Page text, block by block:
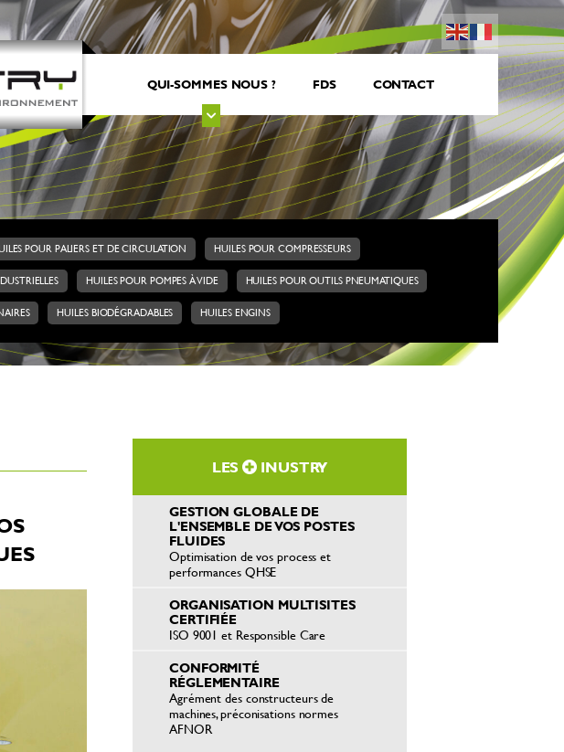
QUI-SOMMES NOUS ? FDS CONTACT
POUR PALIERS ET DE CIRCULATION HUILES POUR COMPRESSEURS
HUILES POUR POMPES À VIDE HUILES POUR OUTILS PNEUMATIQUES
HUILES BIODÉGRADABLES HUILES ENGINS
LES INUSTRY
GESTION GLOBALE DE
L'ENSEMBLE DE VOS POSTES
FLUIDES
Optimisation de vos process et
performances QHSE
ORGANISATION MULTISITES
CERTIFIÉE
ISO 9001 et Responsible Care
CONFORMITÉ
RÉGLEMENTAIRE
Agrément des constructeurs de
machines, préconisations normes
AFNOR